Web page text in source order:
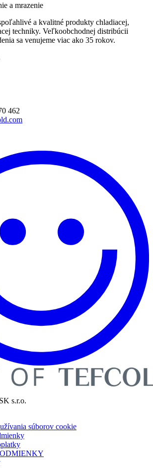
a mrazenie
a kvalitné produkty chladiacej,
techniky. Veľkoobchodnej distribúcii
sa venujeme viac ako 35 rokov.
462
s.r.o.
súborov cookie